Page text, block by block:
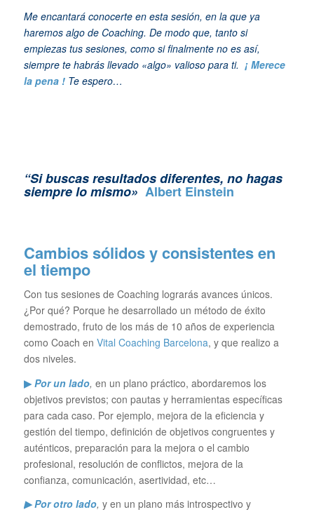
Me encantará conocerte en esta sesión, en la que ya
haremos algo de Coaching. De modo que, tanto si
empiezas tus sesiones, como si finalmente no es así,
siempre te habrás llevado «algo» valioso para ti. ¡ Merece
la pena ! Te espero…
“Si buscas resultados diferentes, no hagas
siempre lo mismo» Albert Einstein
Cambios sólidos y consistentes en
el tiempo
Con tus sesiones de Coaching lograrás avances únicos.
¿Por qué? Porque he desarrollado un método de éxito
demostrado, fruto de los más de 10 años de experiencia
como Coach en Vital Coaching Barcelona, y que realizo a
dos niveles.
▶Por un lado, en un plano práctico, abordaremos los
objetivos previstos; con pautas y herramientas específicas
para cada caso. Por ejemplo, mejora de la eficiencia y
gestión del tiempo, definición de objetivos congruentes y
auténticos, preparación para la mejora o el cambio
profesional, resolución de conflictos, mejora de la
confianza, comunicación, asertividad, etc…
▶ Por otro lado, y en un plano más introspectivo y